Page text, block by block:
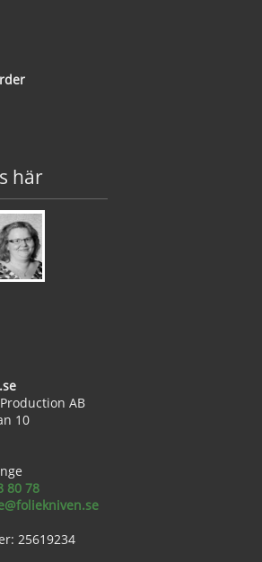
här
AB
10
80 78
25619234